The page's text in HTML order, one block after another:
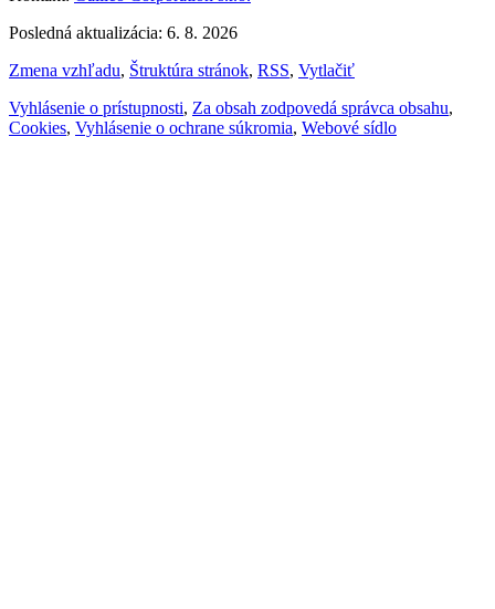
Posledná aktualizácia: 6. 8. 2026
Zmena vzhľadu, Štruktúra stránok, RSS, Vytlačiť
Vyhlásenie o prístupnosti, Za obsah zodpovedá správca obsahu,
Cookies, Vyhlásenie o ochrane súkromia, Webové sídlo